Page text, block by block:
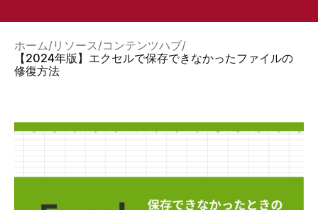
ホーム リソース コンテンツハブ
【2024年版】エクセルで保存できなかったファイルの
修復方法